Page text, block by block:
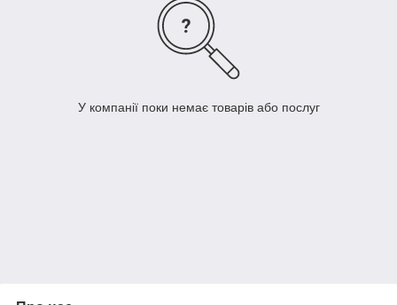
У компанії поки немає товарів або послуг